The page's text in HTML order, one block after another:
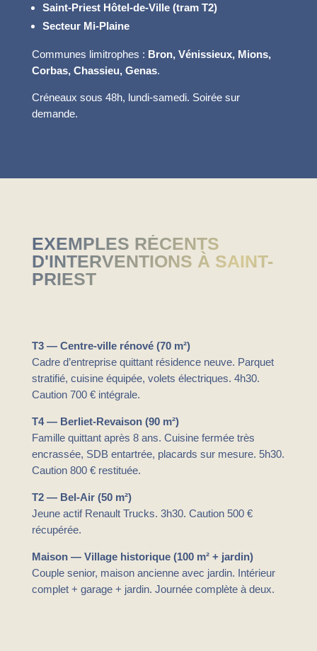
Saint-Priest Hôtel-de-Ville (tram T2)
Secteur Mi-Plaine
Communes limitrophes : Bron, Vénissieux, Mions,
Corbas, Chassieu, Genas.
Créneaux sous 48h, lundi-samedi. Soirée sur
demande.
EXEMPLES RÉCENTS
D'INTERVENTIONS À SAINT-
PRIEST
T3 — Centre-ville rénové (70 m²)
Cadre d’entreprise quittant résidence neuve. Parquet
stratifié, cuisine équipée, volets électriques. 4h30.
Caution 700 € intégrale.
T4 — Berliet-Revaison (90 m²)
Famille quittant après 8 ans. Cuisine fermée très
encrassée, SDB entartrée, placards sur mesure. 5h30.
Caution 800 € restituée.
T2 — Bel-Air (50 m²)
Jeune actif Renault Trucks. 3h30. Caution 500 €
récupérée.
Maison — Village historique (100 m² + jardin)
Couple senior, maison ancienne avec jardin. Intérieur
complet + garage + jardin. Journée complète à deux.